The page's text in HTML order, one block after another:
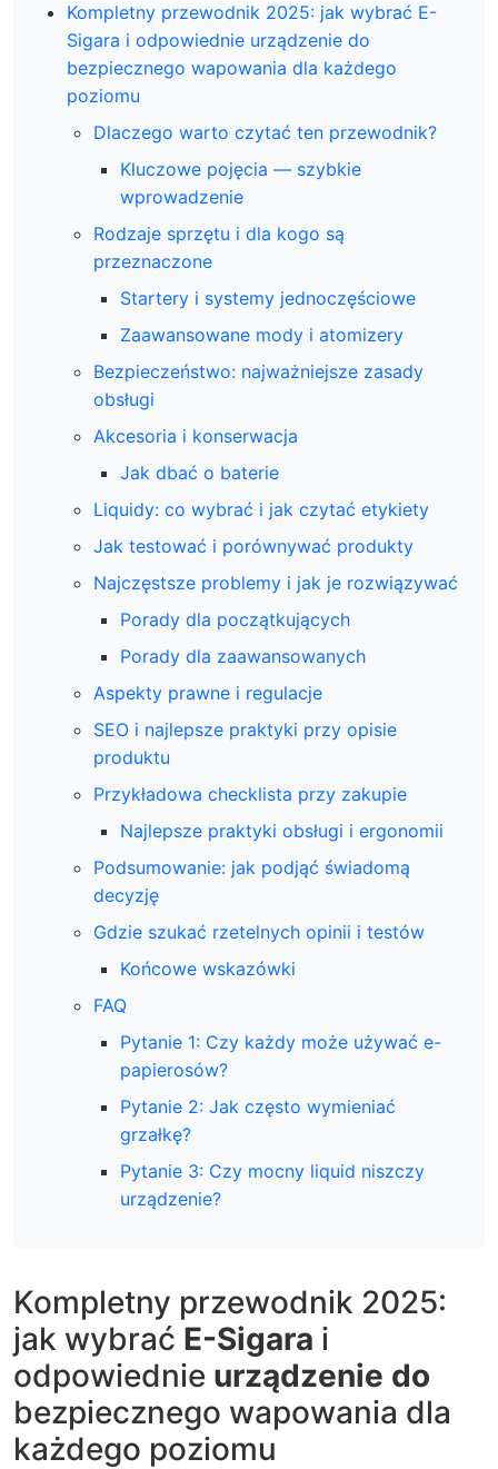
Kompletny przewodnik 2025: jak wybrać E-
Sigara i odpowiednie urządzenie do
bezpiecznego wapowania dla każdego
poziomu
Dlaczego warto czytać ten przewodnik?
Kluczowe pojęcia — szybkie
wprowadzenie
Rodzaje sprzętu i dla kogo są
przeznaczone
Startery i systemy jednoczęściowe
Zaawansowane mody i atomizery
Bezpieczeństwo: najważniejsze zasady
obsługi
Akcesoria i konserwacja
Jak dbać o baterie
Liquidy: co wybrać i jak czytać etykiety
Jak testować i porównywać produkty
Najczęstsze problemy i jak je rozwiązywać
Porady dla początkujących
Porady dla zaawansowanych
Aspekty prawne i regulacje
SEO i najlepsze praktyki przy opisie
produktu
Przykładowa checklista przy zakupie
Najlepsze praktyki obsługi i ergonomii
Podsumowanie: jak podjąć świadomą
decyzję
Gdzie szukać rzetelnych opinii i testów
Końcowe wskazówki
FAQ
Pytanie 1: Czy każdy może używać e-
papierosów?
Pytanie 2: Jak często wymieniać
grzałkę?
Pytanie 3: Czy mocny liquid niszczy
urządzenie?
Kompletny przewodnik 2025:
jak wybrać E-Sigara i
odpowiednie urządzenie do
bezpiecznego wapowania dla
każdego poziomu